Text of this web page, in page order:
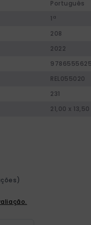
Português
1ª
208
2022
REL055020
231
21,00 x 13,50